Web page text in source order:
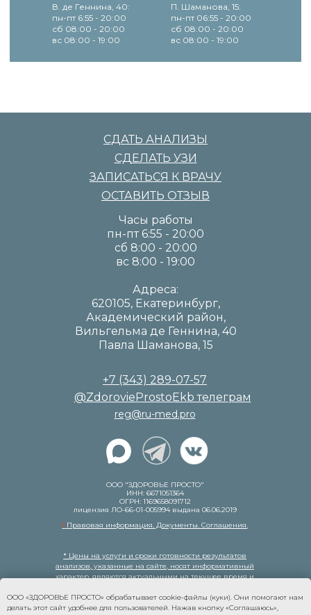
ООО «ЗДОРОВЬЕ ПРОСТО» обрабатывает cookie-файлы (куки). Они помогают нам
делать этот сайт удобнее для пользователей. Нажав кнопку «Соглашаюсь»,
В. де Геннина, 40:
пн-пт 6:55 - 20:00
сб 08:00 - 20:00
вс 08:00 - 19:00
П. Шаманова, 15:
пн-пт 06:55 - 20:00
сб 08:00 - 20:00
вс 08:00 - 19:00
СДАТЬ АНАЛИЗЫ
СДЕЛАТЬ УЗИ
ЗАПИСАТЬСЯ К ВРАЧУ
ОСТАВИТЬ ОТЗЫВ
Часы работы
пн-пт 6:55 - 20:00
сб 8:00 - 20:00
вс 8:00 - 19:00
Адреса:
620105, Екатеринбург,
Академический район,
Вильгельма де Геннина, 40
Павла Шаманова, 15
ООО "ЗДОРОВЬЕ ПРОСТО"
ИНН: 6671051364
ОГРН: 1169658091712
лицензия ЛО-66-01-005994 выдана 06.06.2019
i Правовая информация. Документы. Соглашения.
* Цены на услуги и сроки готовности результатов
анализов, указанные на сайте, носят информативный
характер, являются актуальными на текущее время и
предложение не является публичной офертой. Всю
информацию необходимо уточнять у администраторов.
reg@ru-med.pro
+7 (343) 289-07-57
@ZdorovieProstoEkb телеграм